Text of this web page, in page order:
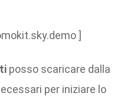
]
posso scaricare dalla
per iniziare lo